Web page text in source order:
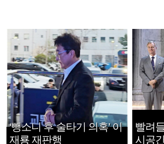
‘뺑소니 후 술타기 의혹’ 이
재룡 재판행
빨려
시공